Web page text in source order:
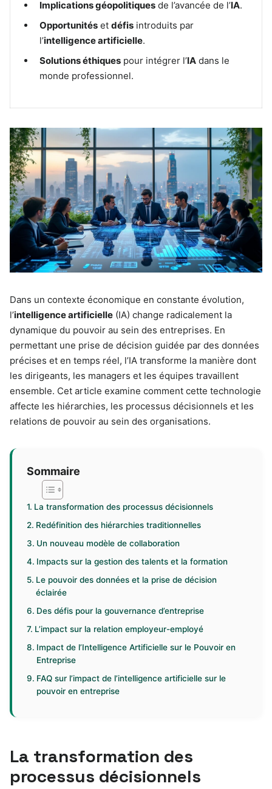
Implications géopolitiques de l’avancée de l’IA.
Opportunités et défis introduits par
l’intelligence artificielle.
Solutions éthiques pour intégrer l’IA dans le
monde professionnel.
Dans un contexte économique en constante évolution,
l’intelligence artificielle (IA) change radicalement la
dynamique du pouvoir au sein des entreprises. En
permettant une prise de décision guidée par des données
précises et en temps réel, l’IA transforme la manière dont
les dirigeants, les managers et les équipes travaillent
ensemble. Cet article examine comment cette technologie
affecte les hiérarchies, les processus décisionnels et les
relations de pouvoir au sein des organisations.
Sommaire
La transformation des processus décisionnels
Redéfinition des hiérarchies traditionnelles
Un nouveau modèle de collaboration
Impacts sur la gestion des talents et la formation
Le pouvoir des données et la prise de décision
éclairée
Des défis pour la gouvernance d’entreprise
L’impact sur la relation employeur-employé
Impact de l’Intelligence Artificielle sur le Pouvoir en
Entreprise
FAQ sur l’impact de l’intelligence artificielle sur le
pouvoir en entreprise
La transformation des
processus décisionnels